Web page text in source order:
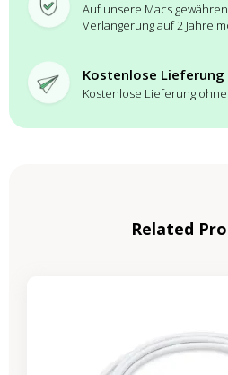
Auf unsere Macs
Verlängerung auf 2 Jahre
Kostenlose Lieferung
Kostenlose Lieferung
Related